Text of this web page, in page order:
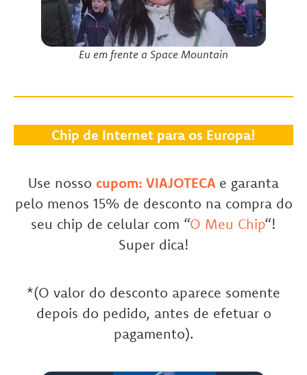
Eu em frente a Space Mountain
Chip de Internet para os Europa!
Use nosso cupom: VIAJOTECA e garanta
pelo menos 15% de desconto na compra do
seu chip de celular com “O Meu Chip“!
Super dica!
*(O valor do desconto aparece somente
depois do pedido, antes de efetuar o
pagamento).